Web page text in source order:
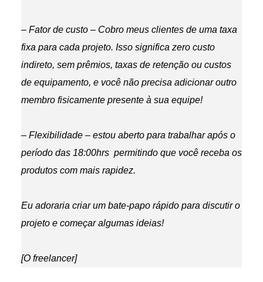
– Fator de custo – Cobro meus clientes de uma taxa
fixa para cada projeto. Isso significa zero custo
indireto, sem prêmios, taxas de retenção ou custos
de equipamento, e você não precisa adicionar outro
membro fisicamente presente à sua equipe!
– Flexibilidade – estou aberto para trabalhar após o
período das 18:00hrs permitindo que você receba os
produtos com mais rapidez.
Eu adoraria criar um bate-papo rápido para discutir o
projeto e começar algumas ideias!
[O freelancer]